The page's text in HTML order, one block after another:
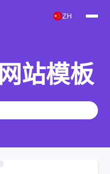
ZH
站模板